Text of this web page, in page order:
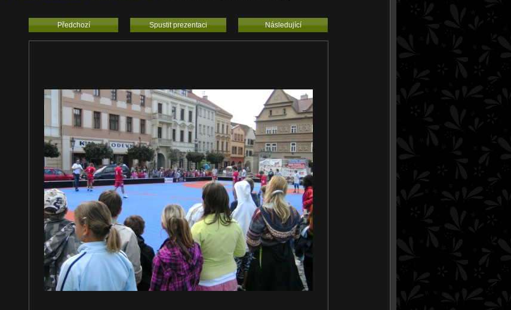
Předchozí Spustit prezentaci Následující